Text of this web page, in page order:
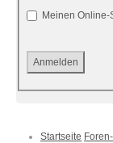
Meinen
Startseite